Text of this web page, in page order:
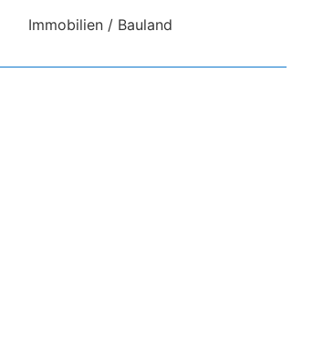
Immobilien / Bauland